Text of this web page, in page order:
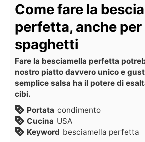
Come fare la
perfetta, anche per
spaghetti
Fare la besciamella perfetta
nostro piatto davvero unico e
semplice salsa ha il potere di
cibi.
Portata condimento
Cucina USA
Keyword besciamella perfetta